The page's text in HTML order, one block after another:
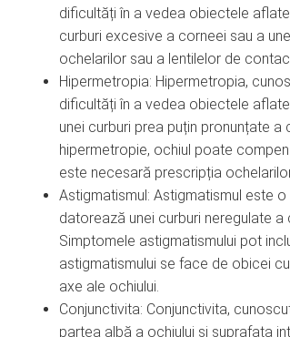
dificultăți în a vedea obiectele
curburi excesive a corneei sau a
ochelarilor sau a lentilelor de
Hipermetropia: Hipermetropia,
dificultăți în a vedea obiectele
unei curburi prea puțin pronunțate
hipermetropie, ochiul poate
este necesară prescripția
Astigmatismul: Astigmatismul este
datorează unei curburi neregulate
Simptomele astigmatismului pot
astigmatismului se face de obicei
axe ale ochiului.
Conjunctivita: Conjunctivita,
partea albă a ochiului și suprafața